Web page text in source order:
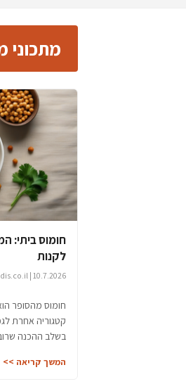
מתכוני
חומוס ביתי:
לקנות
10.7.2026 | Foodis.co.il
חומוס מהסופר
קטגוריה אחרת
בשלב ההכנה
המשך קריאה >>